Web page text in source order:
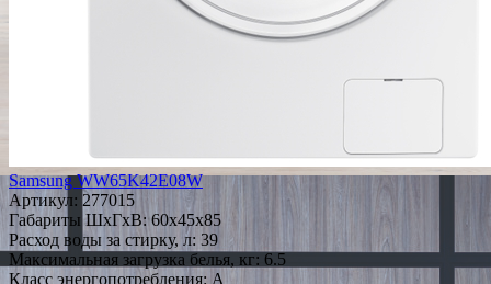
Samsung WW65K42E08W
Артикул: 277015
Габариты ШxГxВ: 60x45x85
Расход воды за стирку, л: 39
Максимальная загрузка белья, кг: 6.5
Класс энергопотребления: A